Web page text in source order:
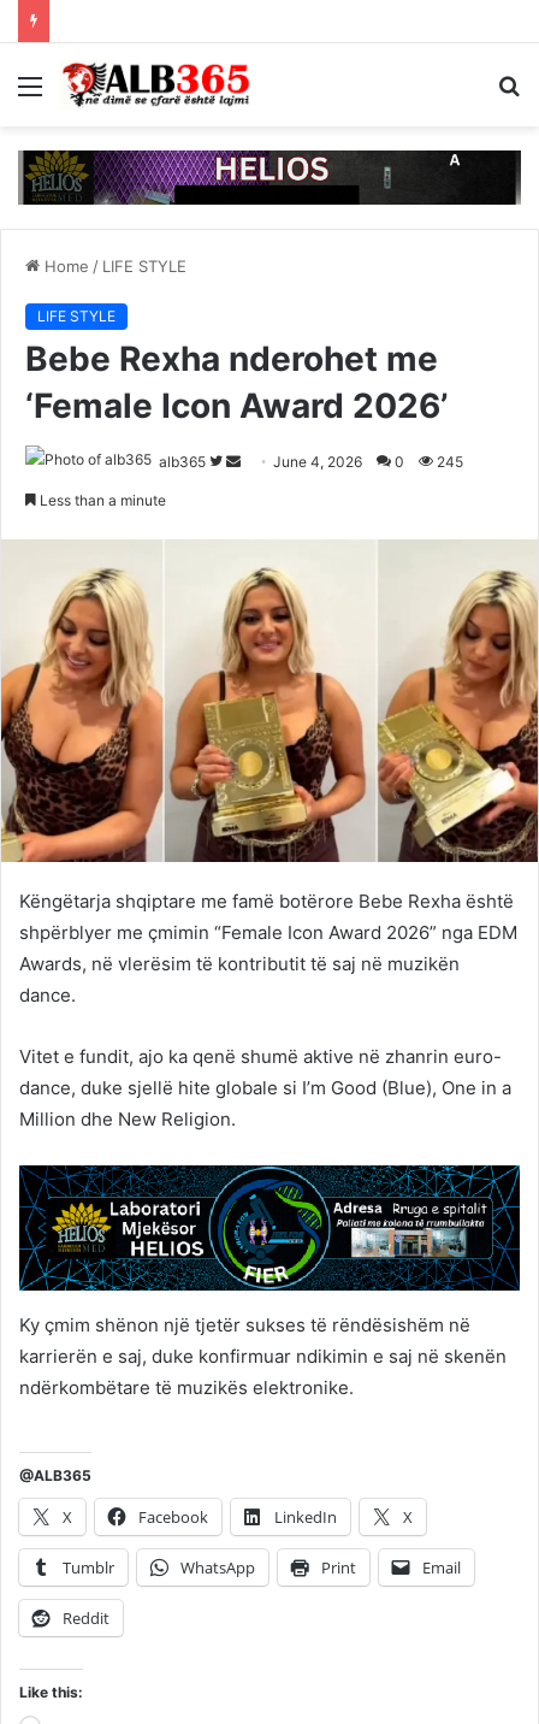
Menu
Home / LIFE STYLE
LIFE STYLE
Bebe Rexha nderohet me
‘Female Icon Award 2026’
alb365
Follow
Send June 4, 2026 0 245
Less than a minute
Këngëtarja shqiptare me famë botërore Bebe Rexha është
shpërblyer me çmimin “Female Icon Award 2026” nga EDM
Awards, në vlerësim të kontributit të saj në muzikën
dance.
Vitet e fundit, ajo ka qenë shumë aktive në zhanrin euro-
dance, duke sjellë hite globale si I’m Good (Blue), One in a
Million dhe New Religion.
Ky çmim shënon një tjetër sukses të rëndësishëm në
karrierën e saj, duke konfirmuar ndikimin e saj në skenën
ndërkombëtare të muzikës elektronike.
@ALB365
X Facebook LinkedIn X
Tumblr WhatsApp Print Email
Reddit
Like this: